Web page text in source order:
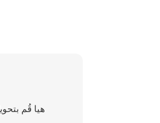
هيا قُم